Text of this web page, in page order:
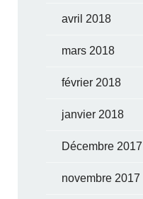
avril 2018
mars 2018
février 2018
janvier 2018
Décembre 2017
novembre 2017